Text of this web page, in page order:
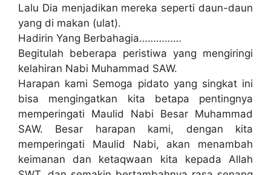
Lalu Dia menjadikan mereka seperti daun-daun
yang di makan (ulat).
Hadirin Yang Berbahagia……………
Begitulah beberapa peristiwa yang mengiringi
kelahiran Nabi Muhammad SAW.
Harapan kami Semoga pidato yang singkat ini
bisa mengingatkan kita betapa pentingnya
memperingati Maulid Nabi Besar Muhammad
SAW. Besar harapan kami, dengan kita
memperingati Maulid Nabi, akan menambah
keimanan dan ketaqwaan kita kepada Allah